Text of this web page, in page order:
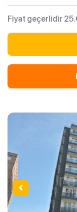
Fiyat geçerlidir